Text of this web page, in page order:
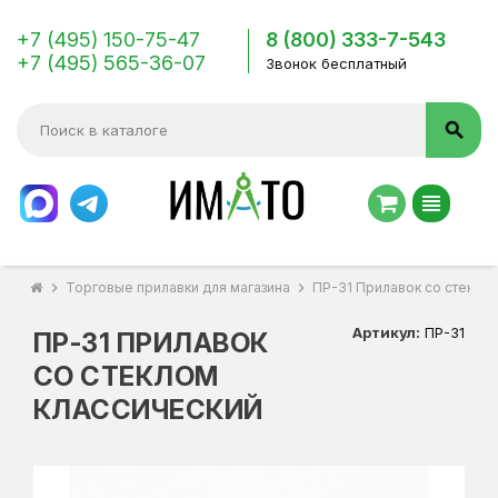
+7 (495) 150-75-47
+7 (495) 565-36-07
8 (800) 333-7-543
Звонок бесплатный
search
view_headline
chevron_right Торговые прилавки для магазина chevron_right ПР-31 Прилавок со
ПР-31 ПРИЛАВОК
СО СТЕКЛОМ
КЛАССИЧЕСКИЙ
Артикул: ПР-31